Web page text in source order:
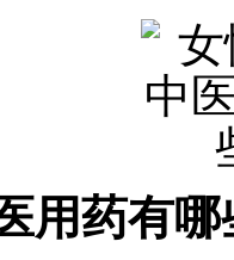
用药有哪